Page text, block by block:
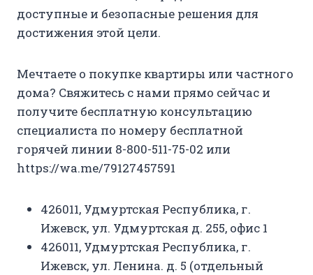
доступные и безопасные решения для
достижения этой цели.
Мечтаете о покупке квартиры или частного
дома? Свяжитесь с нами прямо сейчас и
получите бесплатную консультацию
специалиста по номеру бесплатной
горячей линии 8-800-511-75-02 или
https://wa.me/79127457591
426011, Удмуртская Республика, г.
Ижевск, ул. Удмуртская д. 255, офис 1
426011, Удмуртская Республика, г.
Ижевск, ул. Ленина. д. 5 (отдельный